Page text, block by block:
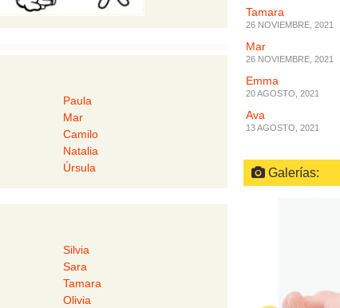
Paula
Mar
Camilo
Natalia
Úrsula
Silvia
Sara
Tamara
Olivia
Tamara
26 NOVIEMBRE, 2021
Mar
26 NOVIEMBRE, 2021
Emma
20 AGOSTO, 2021
Ava
13 AGOSTO, 2021
Galerías: